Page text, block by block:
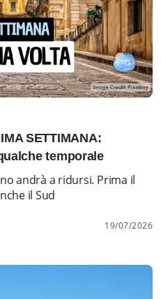
SETTIMANA:
temporale
andrà a ridursi. Prima il
il Sud
19/07/2026